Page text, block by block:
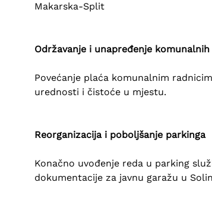
Makarska-Split
Održavanje i unapređenje komunalnih
Povećanje plaća komunalnim
urednosti i čistoće u mjestu.
Reorganizacija i poboljšanje parkinga
Konačno uvođenje reda u parking
dokumentacije za javnu garažu u